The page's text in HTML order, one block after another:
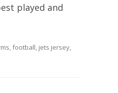
played and
,football, jets jersey,